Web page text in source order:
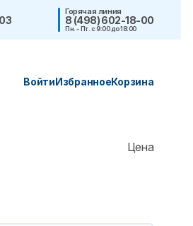
Горячая линия
8 (498) 602-18-00
Пн. - Пт. с 9:00 до 18:00
ВойтиИзбранноеКорзина
Цена